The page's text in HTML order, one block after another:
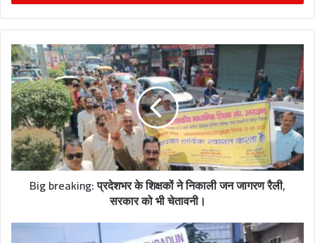
r
y
u
r
E
m
a
i
l
a
d
Big breaking: प्रदेशभर के शिक्षकों ने निकाली जन जागरण रैली,
सरकार को भी चेतावनी।